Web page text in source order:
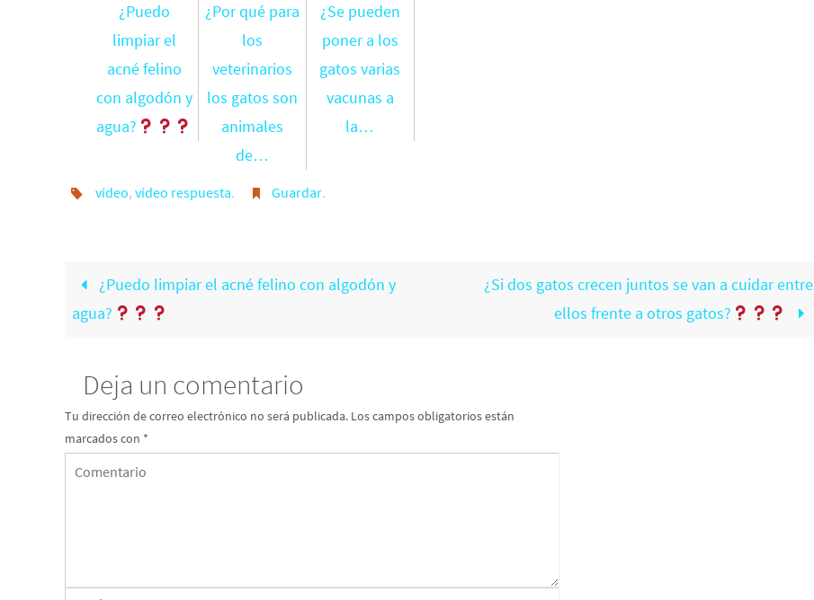
¿Puedo
limpiar el
acné felino
con algodón y
agua?
¿Por qué para
los
veterinarios
los gatos son
animales
de…
¿Se pueden
poner a los
gatos varias
vacunas a
la…
vídeo, vídeo respuesta. Guardar.
¿Puedo limpiar el acné felino con algodón y
agua?
¿Si dos gatos crecen juntos se van a cuidar entre
ellos frente a otros gatos?
Deja un comentario
Tu dirección de correo electrónico no será publicada. Los campos obligatorios están
marcados con *